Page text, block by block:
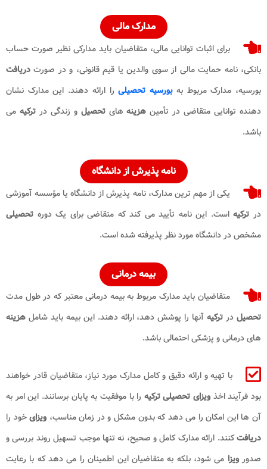
مدارک مالی
برای اثبات توانایی مالی، متقاضیان باید مدارکی نظیر صورت حساب
بانکی، نامه حمایت مالی از سوی والدین یا قیم قانونی، و در صورت دریافت
بورسیه، مدارک مربوط بهبورسیه تحصیلی را ارائه دهند. این مدارک نشان
دهنده توانایی متقاضی در تأمین هزینههایتحصیلو زندگی درترکیه می
باشد.
نامه پذیرش از دانشگاه
یکی از مهم ترین مدارک، نامه پذیرش از دانشگاه یا مؤسسه آموزشی
در ترکیهاست. این نامه تأیید می کند که متقاضی برای یک دوره تحصیلی
مشخص در دانشگاه مورد نظر پذیرفته شده است.
بیمه درمانی
متقاضیان باید مدارک مربوط به بیمه درمانی معتبر که در طول مدت
تحصیل در ترکیه آنها را پوشش دهد، ارائه دهند. این بیمه باید شامل هزینه
های درمانی و پزشکی احتمالی باشد.
با تهیه و ارائه دقیق و کامل مدارک مورد نیاز، متقاضیان قادر خواهند
بود فرآیند اخذ ویزای تحصیلی ترکیه را با موفقیت به پایان برسانند. این امر به
آن ها این امکان را می دهد که بدون مشکل و در زمان مناسب، ویزایخود را
دریافتکنند. ارائه مدارک کامل و صحیح، نه تنها موجب تسهیل روند بررسی و
صدورویزا می شود، بلکه به متقاضیان این اطمینان را می دهد که با رعایت